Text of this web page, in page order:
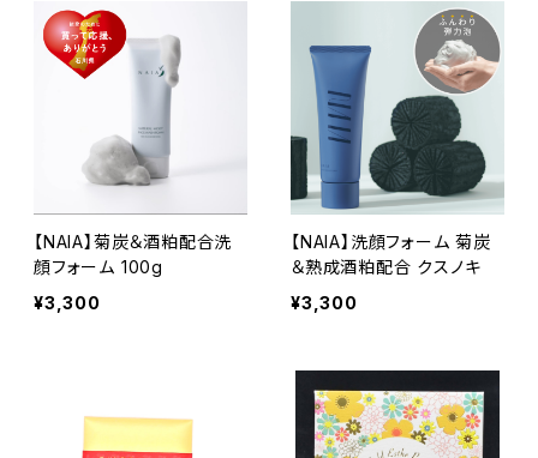
【NAIA】菊炭＆酒粕配合洗
顔フォーム 100g
¥3,300
【NAIA】洗顔フォーム 菊炭
＆熟成酒粕配合 クスノキ
¥3,300